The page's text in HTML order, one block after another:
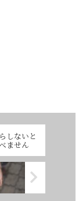
しないと
ません